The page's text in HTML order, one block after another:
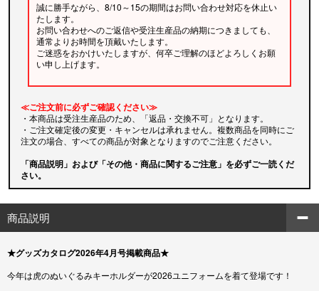
誠に勝手ながら、8/10～15の期間はお問い合わせ対応を休止い
たします。
お問い合わせへのご返信や受注生産品の納期につきましても、
通常よりお時間を頂戴いたします。
ご迷惑をおかけいたしますが、何卒ご理解のほどよろしくお願
い申し上げます。
≪ご注文前に必ずご確認ください≫
・本商品は受注生産品のため、「返品・交換不可」となります。
・ご注文確定後の変更・キャンセルは承れません。複数商品を同時にご
注文の場合、すべての商品が対象となりますのでご注意ください。
「商品説明」および「その他・商品に関するご注意」を必ずご一読くだ
さい。
商品説明
★グッズカタログ2026年4月号掲載商品★
今年は虎のぬいぐるみキーホルダーが2026ユニフォームを着て登場です！